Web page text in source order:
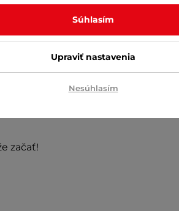
kuchynské rukavice,
zatiaľ čo kovové očká
vrstva zosklotextílie
teplom a nečistotami,
ste sa cítili pohodlne aj po
začať!
Súhlasím
Upraviť nastavenia
Nesúhlasím